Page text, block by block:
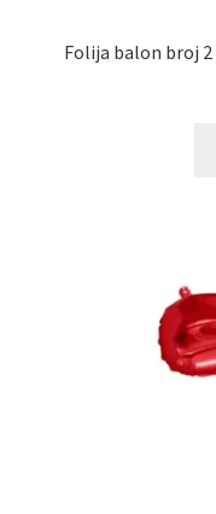
Folija balon broj